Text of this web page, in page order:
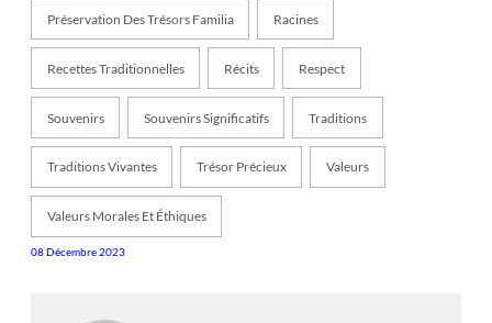
Préservation Des Trésors Familia Racines
Recettes Traditionnelles Récits Respect
Souvenirs Souvenirs Significatifs Traditions
Traditions Vivantes Trésor Précieux Valeurs
Valeurs Morales Et Éthiques
08 Décembre 2023